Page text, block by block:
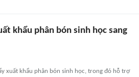
khẩu phân bón sinh học sang
xuất khẩu phân bón sinh học, trong đó hỗ trợ